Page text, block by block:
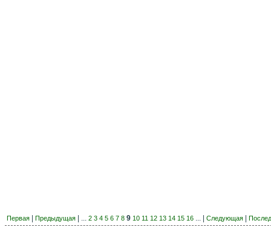
Первая Предыдущая | ... 2 3 4 5 6 7 8 9 10 11 12 13 14 15 16 ... | Следующая